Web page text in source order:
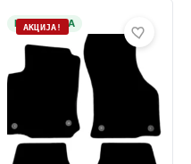
НА ЗАЛИХА
АКЦИЈА!